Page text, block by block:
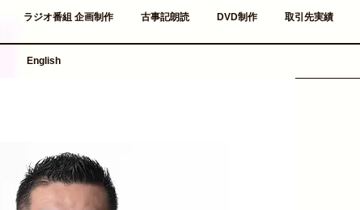
ラジオ番組 企画制作 古事記朗読 DVD制作 取引先実績
English